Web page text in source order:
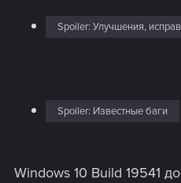
Spoiler: Улучшения,
Spoiler: Известные баги
Windows 10 Build 19541